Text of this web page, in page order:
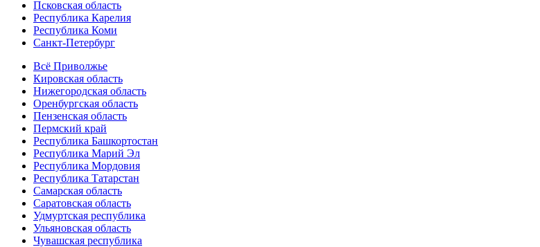
Псковская область
Республика Карелия
Республика Коми
Санкт-Петербург
Всё Приволжье
Кировская область
Нижегородская область
Оренбургская область
Пензенская область
Пермский край
Республика Башкортостан
Республика Марий Эл
Республика Мордовия
Республика Татарстан
Самарская область
Саратовская область
Удмуртская республика
Ульяновская область
Чувашская республика